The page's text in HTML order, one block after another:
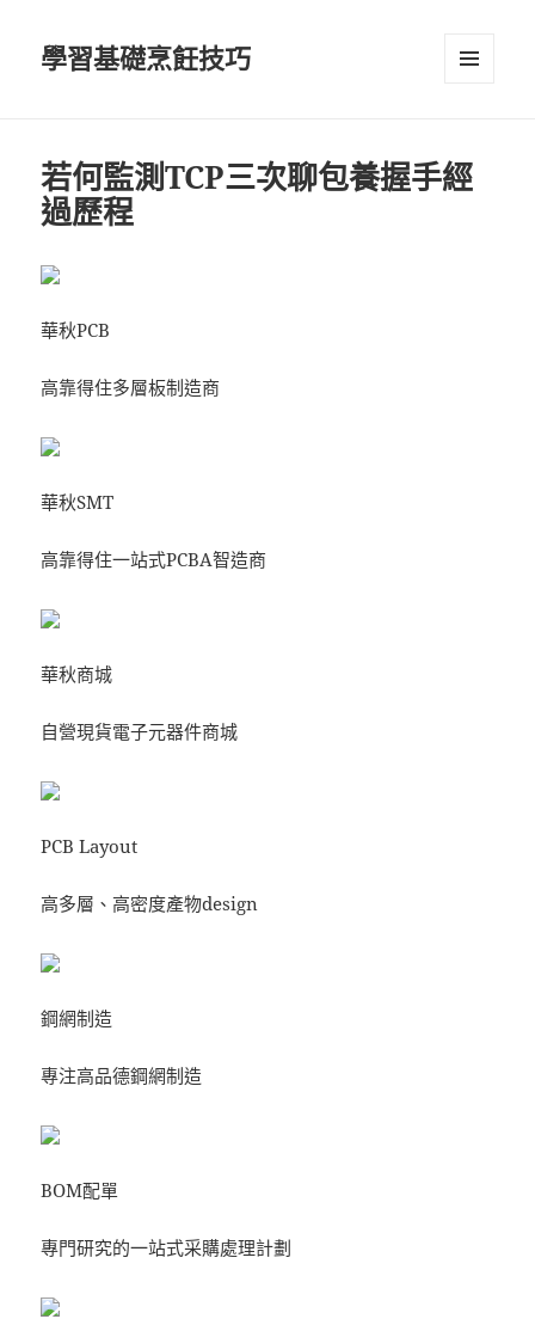
學習基礎烹飪技巧
若何監測TCP三次聊包養握手經
過歷程
華秋PCB
高靠得住多層板制造商
華秋SMT
高靠得住一站式PCBA智造商
華秋商城
自營現貨電子元器件商城
PCB Layout
高多層、高密度產物design
鋼網制造
專注高品德鋼網制造
BOM配單
專門研究的一站式采購處理計劃